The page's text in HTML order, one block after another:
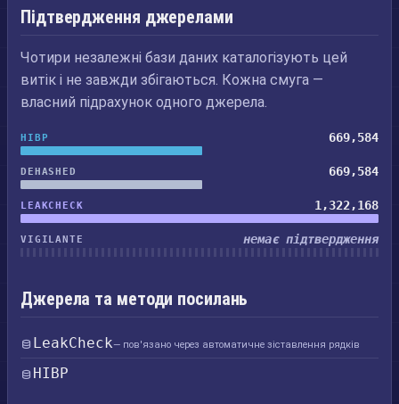
Підтвердження джерелами
Чотири незалежні бази даних каталогізують цей
витік і не завжди збігаються. Кожна смуга —
власний підрахунок одного джерела.
HIBP 669,584
DEHASHED 669,584
LEAKCHECK 1,322,168
VIGILANTE немає підтвердження
Джерела та методи посилань
LeakCheck— пов'язано через автоматичне зіставлення рядків
HIBP